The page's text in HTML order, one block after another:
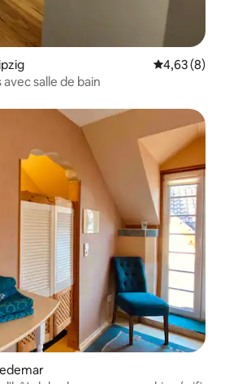
Évaluation
4,63 (8)
salle de bain